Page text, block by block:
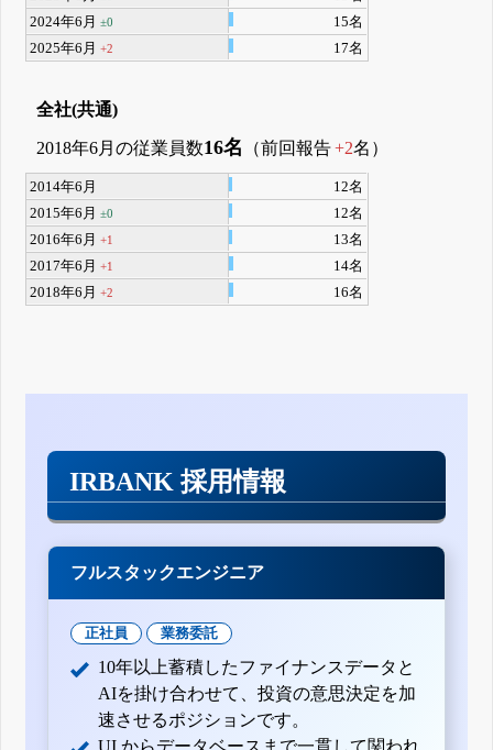
2024年6月±0
15名
2025年6月+2 17名
全社(共通)
2018年6月の従業員数16名 （前回報告+2名）
2014年6月
12名
2015年6月±0
12名
2016年6月+1
13名
2017年6月+1
14名
2018年6月+2 16名
IRBANK 採用情報
フルスタックエンジニア
正社員 業務委託
10年以上蓄積したファイナンスデータと
AIを掛け合わせて、投資の意思決定を加
速させるポジションです。